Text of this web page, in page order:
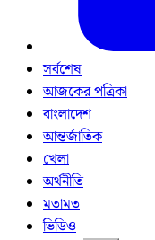
সর্বশেষ
আজকের পত্রিকা
বাংলাদেশ
আন্তর্জাতিক
খেলা
অর্থনীতি
মতামত
ভিডিও